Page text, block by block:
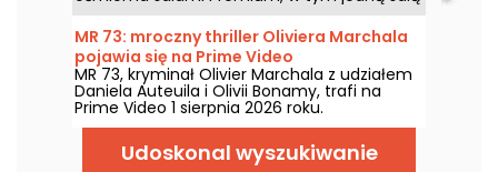
IMAX, mieści się na Pointe des Arts na
Wyspie Seguin.
MR 73: mroczny thriller Oliviera Marchala
pojawia się na Prime Video
MR 73, kryminał Olivier Marchala z udziałem
Daniela Auteuila i Olivii Bonamy, trafi na
Prime Video 1 sierpnia 2026 roku.
Udoskonal wyszukiwanie